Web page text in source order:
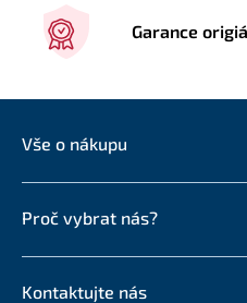
Garance
Vše o nákupu
Proč vybrat nás?
Kontaktujte nás